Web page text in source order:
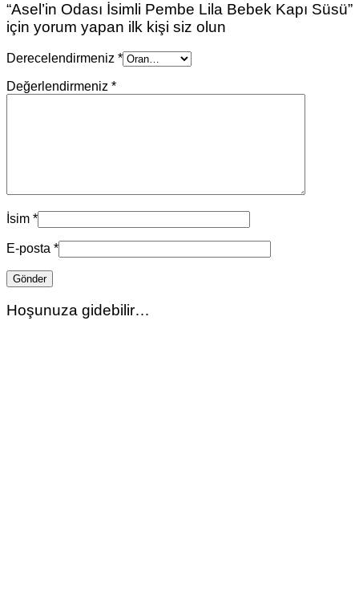
“Asel’in Odası İsimli Pembe Lila Bebek Kapı Süsü”
için yorum yapan ilk kişi siz olun
Derecelendirmeniz *
Değerlendirmeniz *
İsim *
E-posta *
Hoşunuza gidebilir…